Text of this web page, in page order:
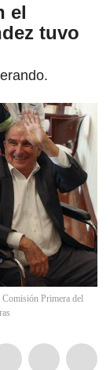
el
tuvo
Comisión Primera del